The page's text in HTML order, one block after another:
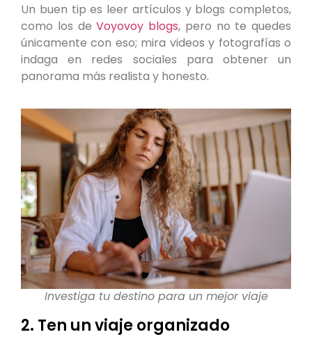
Un buen tip es leer artículos y blogs completos,
como los deVoyovoy blogs, pero no te quedes
únicamente con eso; mira videos y fotografías o
indaga en redes sociales para obtener un
panorama más realista y honesto.
Investiga tu destino para un mejor viaje
2. Ten un viaje organizado